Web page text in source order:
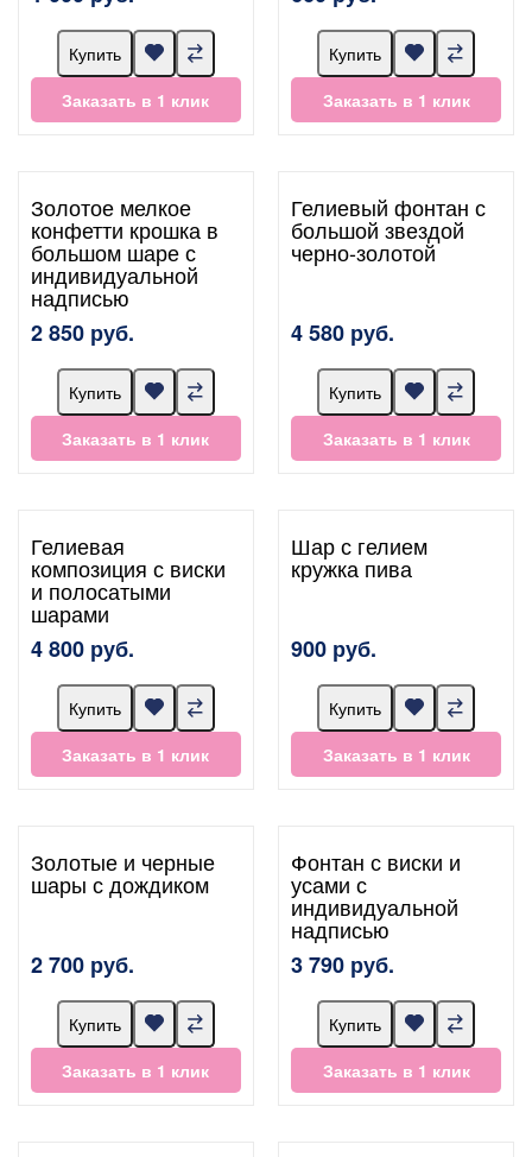
Купить
Заказать в 1 клик
Купить
Заказать в 1 клик
Золотое мелкое
конфетти крошка в
большом шаре с
индивидуальной
надписью
2 850 руб.
Купить
Заказать в 1 клик
Гелиевый фонтан с
большой звездой
черно-золотой
4 580 руб.
Купить
Заказать в 1 клик
Гелиевая
композиция с виски
и полосатыми
шарами
4 800 руб.
Купить
Заказать в 1 клик
Шар с гелием
кружка пива
900 руб.
Купить
Заказать в 1 клик
Золотые и черные
шары с дождиком
2 700 руб.
Купить
Заказать в 1 клик
Фонтан с виски и
усами с
индивидуальной
надписью
3 790 руб.
Купить
Заказать в 1 клик